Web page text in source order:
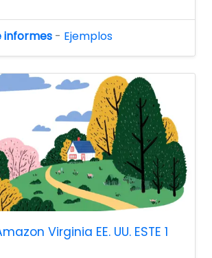
informes - Ejemplos
Virginia EE. UU. ESTE 1